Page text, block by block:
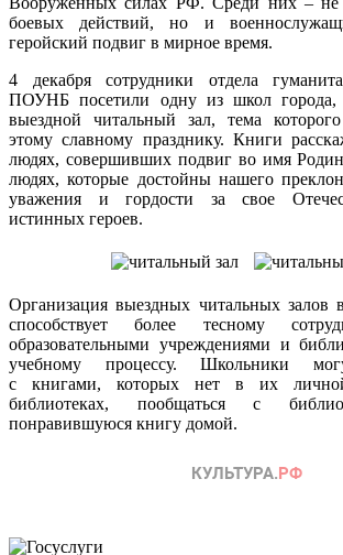
боевых действий, но и
геройский подвиг в мирное время.
4 декабря сотрудники отдела
ПОУНБ посетили одну из школ города,
выездной читальный зал, тема
этому славному празднику. Книги
людях, совершивших подвиг во имя
людях, которые достойны нашего
уважения и гордости за свое
истинных героев.
Организация выездных читальных залов
способствует более тесному
образовательными учреждениями и
учебному процессу. Школьники
с книгами, которых нет в их
библиотеках, пообщаться с
понравившуюся книгу домой.